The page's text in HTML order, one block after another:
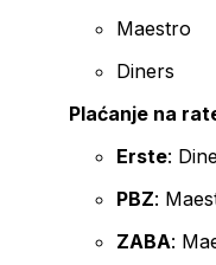
Maestro
Diners
Plaćanje na
Erste:
PBZ:
ZABA: